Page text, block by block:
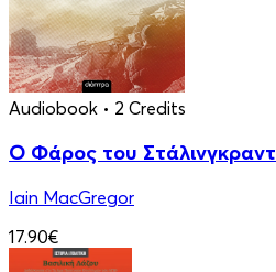
Audiobook • 2 Credits
Ο Φάρος του Στάλινγκραντ
Iain MacGregor
17.90€